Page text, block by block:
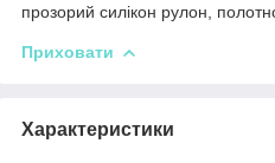
прозорий силікон рулон,
Приховати
Характеристики